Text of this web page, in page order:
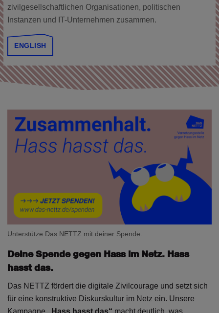
zivilgesellschaftlichen Organisationen, politischen
Instanzen und IT-Unternehmen zusammen.
ENGLISH
Unterstütze Das NETTZ mit deiner Spende.
Deine Spende gegen Hass im Netz. Hass
hasst das.
Das NETTZ fördert die digitale Zivilcourage und setzt sich
für eine konstruktive Diskurskultur im Netz ein. Unsere
Kampagne „Hass hasst das“ macht deutlich, was